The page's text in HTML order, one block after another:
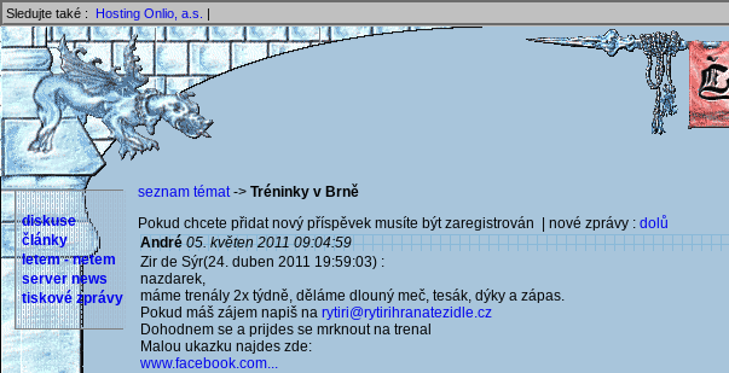
Sledujte také : Hosting Onlio, a.s. |
diskuse
články
letem - netem
server news
tiskové zprávy
seznam témat-> Tréninky v Brně
Pokud chcete přidat nový příspěvek musíte být zaregistrován | nové zprávy : dolů
André 05. květen 2011 09:04:59
Zir de Sýr(24. duben 2011 19:59:03) :
nazdarek,
máme trenály 2x týdně, děláme dlouný meč, tesák, dýky a zápas.
Pokud máš zájem napiš na rytiri@rytirihranatezidle.cz
Dohodnem se a prijdes se mrknout na trenal
Malou ukazku najdes zde:
www.facebook.com...